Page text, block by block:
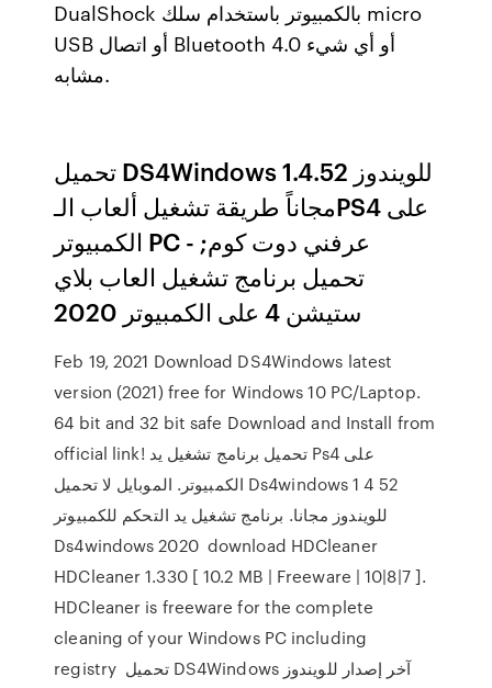
DualShock بالكمبيوتر باستخدام سلك micro
USB أو اتصال Bluetooth 4.0 أو أي شيء
مشابه.
تحميل DS4Windows 1.4.52 للويندوز
مجاناً طريقة تشغيل ألعاب الـPS4 على
الكمبيوتر PC - عرفني دوت كوم;
تحميل برنامج تشغيل العاب بلاي
ستيشن 4 على الكمبيوتر 2020
Feb 19, 2021 Download DS4Windows latest
version (2021) free for Windows 10 PC/Laptop.
64 bit and 32 bit safe Download and Install from
official link! تحميل برنامج تشغيل يد Ps4 على
الكمبيوتر. الموبايل لا تحميل Ds4windows 1 4 52
للويندوز مجانا. برنامج تشغيل يد التحكم للكمبيوتر
Ds4windows 2020 download HDCleaner
HDCleaner 1.330 [ 10.2 MB | Freeware | 10|8|7 ].
HDCleaner is freeware for the complete
cleaning of your Windows PC including
registry تحميل DS4Windows آخر إصدار للويندوز